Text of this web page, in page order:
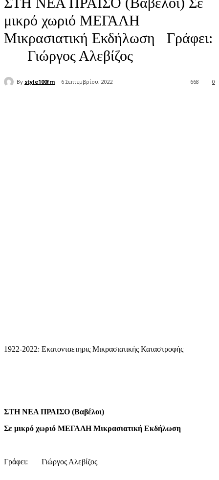
μικρό χωριό ΜΕΓΑΛΗ
Μικρασιατική Εκδήλωση Γράφει:
Γιώργος Αλεβίζος
By style100fm 6 Σεπτεμβρίου, 2022 0
668
1922-2022: Εκατονταετηρις Μικρασιατικής Καταστροφής
ΣΤΗ ΝΕΑ ΠΡΑΙΣΟ (Βαβέλοι)
Σε μικρό χωριό ΜΕΓΑΛΗ Μικρασιατική Εκδήλωση
Γράφει: Γιώργος Αλεβίζος